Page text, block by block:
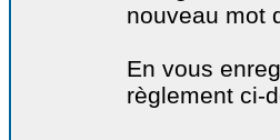
nouveau mot
En vous
règlement ci-